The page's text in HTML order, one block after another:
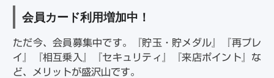
会員カード利用増加中！
ただ今、会員募集中です。『貯玉・貯メダル』『再プレ
イ』『相互乗入』『セキュリティ』『来店ポイント』な
ど、メリットが盛沢山です。